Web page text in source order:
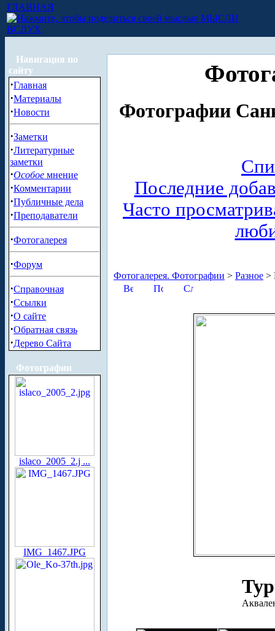
ГЛАВНАЯ
МЫСЛИ
ВСЛУХ
Навигация по
сайту
·Главная
·Материалы
·Новости
·Заметки
·Литературные
заметки
·Особое мнение
·Комментарии
·Публичные дела
·Преподаватели
·Фотогалерея
·Форум
·Справочная
·Ссылки
·О сайте
·Обратная связь
·Дерево Сайта
Фотографии
islaco_2005_2.j ...
IMG_1467.JPG
Фотографии
Последние
Часто
Фотогалерея. Фотографии > Разное >